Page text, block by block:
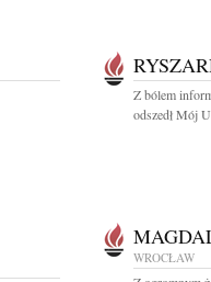
Z bólem
odszedł Mój
WROCŁAW